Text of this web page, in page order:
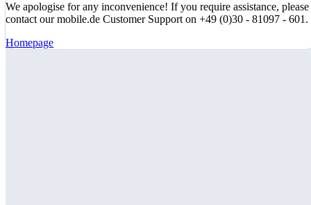
We apologise for any inconvenience! If you require assistance, please
contact our mobile.de Customer Support on +49 (0)30 - 81097 - 601.
Homepage